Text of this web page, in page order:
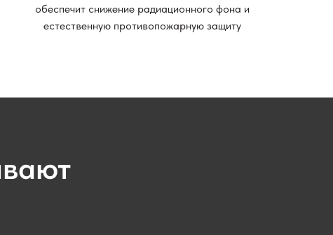
обеспечит снижение радиационного фона и
естественную противопожарную защиту